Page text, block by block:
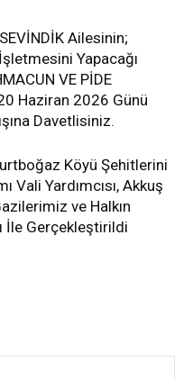
Ailesinin;
Yapacağı
VE PİDE
Haziran 2026 Günü
Davetlisiniz.
Köyü Şehitlerini
Vali Yardımcısı, Akkuş
ve Halkın
İle Gerçekleştirildi